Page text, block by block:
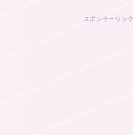
スポンサーリンク